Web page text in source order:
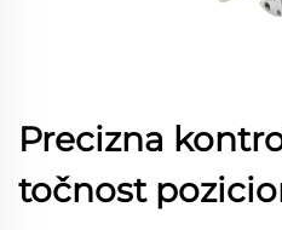
Precizna
točnost